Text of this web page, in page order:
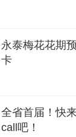
永泰梅花花期
卡
全省首届！快
call吧！